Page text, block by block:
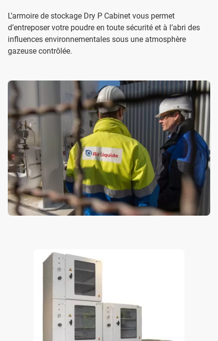
L’armoire de stockage Dry P Cabinet vous permet
d’entreposer votre poudre en toute sécurité et à l’abri des
influences environnementales sous une atmosphère
gazeuse contrôlée.